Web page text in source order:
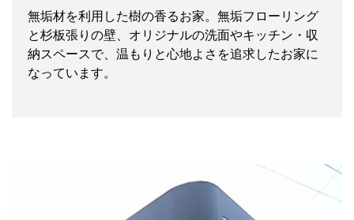
無垢材を利用した樹の香るお家。無垢フローリング
と杉板張りの壁、オリジナルの洗面やキッチン・収
納スペースで、温もりと心地よさを追求したお家に
なっています。